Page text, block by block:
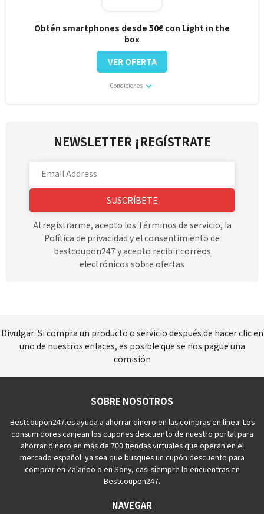
Obtén smartphones desde 50€ con Light in the
box
Condiciones
VER OFERTA
NEWSLETTER ¡REGÍSTRATE
SUSCRÍBETE
Al registrarme, acepto los Términos de servicio, la
Política de privacidad y el consentimiento de
bestcoupon247 y acepto recibir correos
electrónicos sobre ofertas
Divulgar: Si compra un producto o servicio después de hacer clic en
uno de nuestros enlaces, es posible que se nos pague una
comisión
SOBRE NOSOTROS
Bestcoupon247.es ayuda a ahorrar dinero en las compras en línea. Los
consumidores canjean los cupones descuento de nuestro portal para
ahorrar dinero en más de 700 tiendas virtuales que operan en el
mercado español: ya sea que busques un cupón descuento para
comprar en Zalando o en Sony, casi siempre lo encuentras en
Bestcoupon247.
NAVEGAR